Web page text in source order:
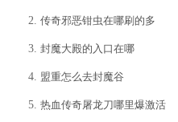
传奇邪恶钳虫在哪刷的多
封魔大殿的入口在哪
盟重怎么去封魔谷
热血传奇屠龙刀哪里爆激活